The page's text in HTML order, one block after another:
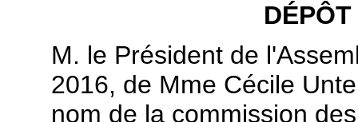
M. le Président de
2016, de Mme Cécile
nom de la commission